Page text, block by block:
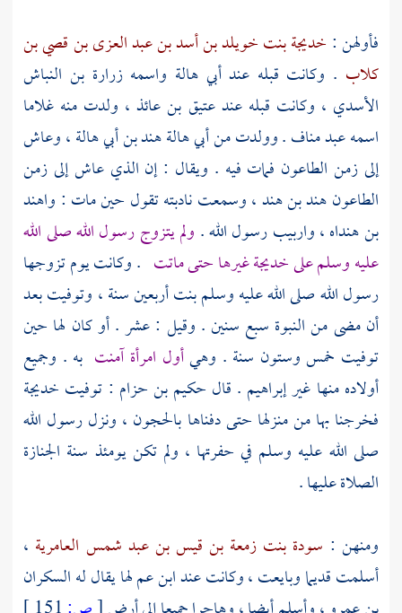
فأولهن : خديجة بنت خويلد بن أسد بن عبد العزى بن قصي بن
كلاب . وكانت قبله عندأبي هالة واسمهزرارة بن النباش
الأسدي ، وكانت قبله عندعتيق بن عائذ ، ولدت منه غلاما
اسمهعبد مناف. وولدت منأبي هالةهند بن أبي هالة، وعاش
إلى زمن الطاعون فمات فيه . ويقال : إن الذي عاش إلى زمن
الطاعونهند بن هند، وسمعت نادبته تقول حين مات : واهند
بن هنداه ، واربيب رسول الله . ولم يتزوج رسول الله صلى الله
عليه وسلم علىخديجةغيرها حتى ماتت . وكانت يوم تزوجها
رسول الله صلى الله عليه وسلم بنت أربعين سنة ، وتوفيت بعد
أن مضى من النبوة سبع سنين . وقيل : عشر . أو كان لها حين
توفيت خمس وستون سنة . وهيأول امرأة آمنت به . وجميع
أولاده منها غيرإبراهيم . قال حكيم بن حزام : توفيت خديجة
فخرجنا بها من منزلها حتى دفناها بالحجون ، ونزل رسول الله
صلى الله عليه وسلم في حفرتها ، ولم تكن يومئذ سنة الجنازة
الصلاة عليها .
ومنهن : سودة بنت زمعة بن قيس بن عبد شمس العامرية ،
أسلمت قديما وبايعت ، وكانت عند ابن عم لها يقال لهالسكران